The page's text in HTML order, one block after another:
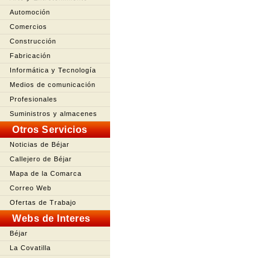
Automoción
Comercios
Construcción
Fabricación
Informática y Tecnología
Medios de comunicación
Profesionales
Suministros y almacenes
Otros Servicios
Noticias de Béjar
Callejero de Béjar
Mapa de la Comarca
Correo Web
Ofertas de Trabajo
Webs de Interes
Béjar
La Covatilla